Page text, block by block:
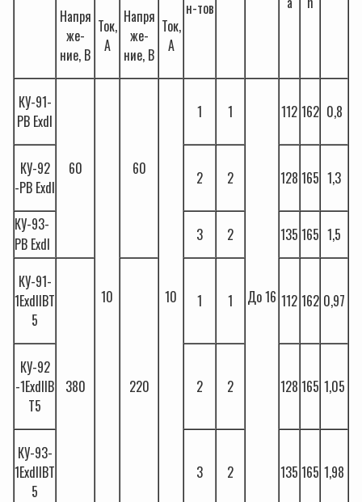
н-тов
Напря
же-
ние, В
Ток,
А
Напря
же-
ние, В
Ток,
А
КУ-91-
РВ ExdI
60
10
60
10
1 1
До 16
112 162 0,8
КУ-92
-РВ ExdI
2 2 128 165 1,3
КУ-93-
РВ ExdI
3 2 135 165 1,5
КУ-91-
1ExdIIВТ
5
380 220
1 1 112 162 0,97
КУ-92
-1ExdIIВ
Т5
2 2 128 165 1,05
КУ-93-
1ExdIIВТ
5
3 2 135 165 1,98